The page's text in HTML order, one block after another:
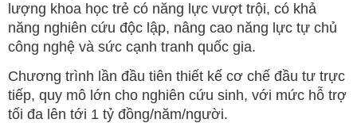
lượng khoa học trẻ có năng lực vượt trội, có khả
năng nghiên cứu độc lập, nâng cao năng lực tự chủ
công nghệ và sức cạnh tranh quốc gia.
Chương trình lần đầu tiên thiết kế cơ chế đầu tư trực
tiếp, quy mô lớn cho nghiên cứu sinh, với mức hỗ trợ
tối đa lên tới 1 tỷ đồng/năm/người.